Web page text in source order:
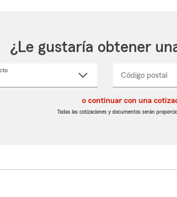
¿Le gustaría obtener
Seleccione
Código postal
de
de
_____
o continuar con una
Todas las cotizaciones y documentos serán